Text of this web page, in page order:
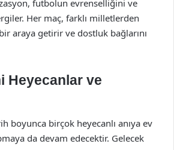
futbolun evrenselliğini ve
Her maç, farklı milletlerden
araya getirir ve dostluk bağlarını
Heyecanlar ve
boyunca birçok heyecanlı anıya ev
da devam edecektir. Gelecek